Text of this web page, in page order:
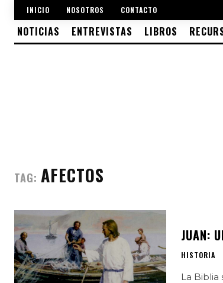
INICIO NOSOTROS CONTACTO
NOTICIAS ENTREVISTAS LIBROS
TAG: AFECTOS
JUAN:
HISTORIA
La Biblia